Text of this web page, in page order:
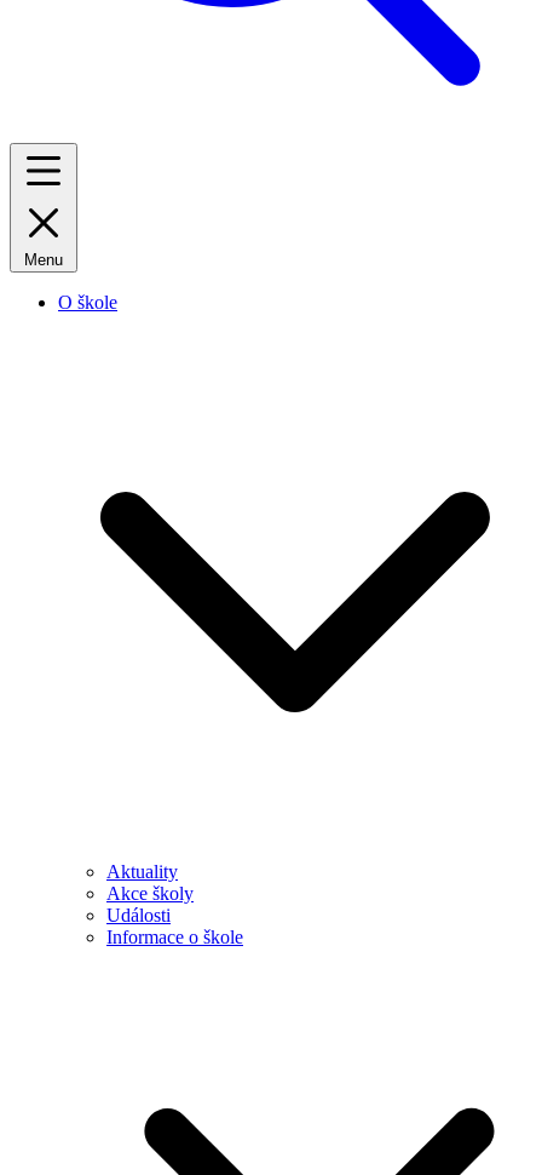
Menu
O škole
Aktuality
Akce školy
Události
Informace o škole